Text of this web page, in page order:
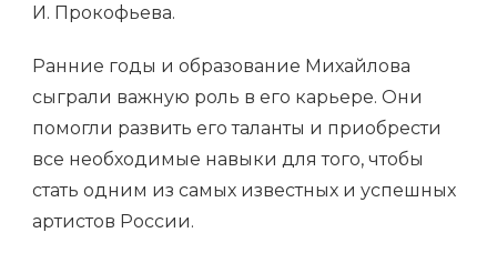
И. Прокофьева.
Ранние годы и образование Михайлова
сыграли важную роль в его карьере. Они
помогли развить его таланты и приобрести
все необходимые навыки для того, чтобы
стать одним из самых известных и успешных
артистов России.